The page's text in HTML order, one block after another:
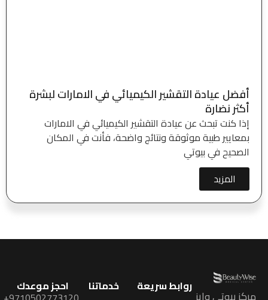
أفضل عيادة التقشير الكيميائي في الامارات لبشرة
أكثر نضارة
إذا كنت تبحث عن عيادة التقشير الكيميائي في الامارات
بمعايير طبية موثوقة ونتائج واضحة، فأنت في المكان
الصحيح في بيوتي
المزيد
روابط سريعة خدماتنا احجز موعدك